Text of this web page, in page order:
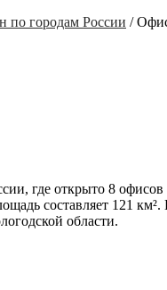
по городам России /
где открыто 8 офисов
составляет 121
области.